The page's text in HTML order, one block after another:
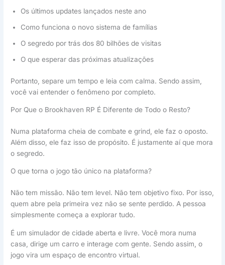
Os últimos updates lançados neste ano
Como funciona o novo sistema de famílias
O segredo por trás dos 80 bilhões de visitas
O que esperar das próximas atualizações
Portanto, separe um tempo e leia com calma. Sendo assim,
você vai entender o fenômeno por completo.
Por Que o Brookhaven RP É Diferente de Todo o Resto?
Numa plataforma cheia de combate e grind, ele faz o oposto.
Além disso, ele faz isso de propósito. É justamente aí que mora
o segredo.
O que torna o jogo tão único na plataforma?
Não tem missão. Não tem level. Não tem objetivo fixo. Por isso,
quem abre pela primeira vez não se sente perdido. A pessoa
simplesmente começa a explorar tudo.
É um simulador de cidade aberta e livre. Você mora numa
casa, dirige um carro e interage com gente. Sendo assim, o
jogo vira um espaço de encontro virtual.